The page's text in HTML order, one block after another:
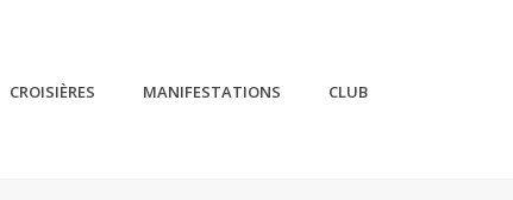
CROISIÈRES MANIFESTATIONS CLUB